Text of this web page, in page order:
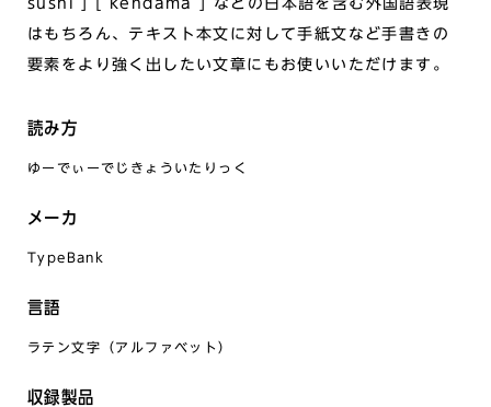
sushi ] [ kendama ] などの日本語を含む外国語表現
はもちろん、テキスト本文に対して手紙文など手書きの
要素をより強く出したい文章にもお使いいただけます。
読み方
ゆーでぃーでじきょういたりっく
メーカ
TypeBank
言語
ラテン文字（アルファベット）
収録製品